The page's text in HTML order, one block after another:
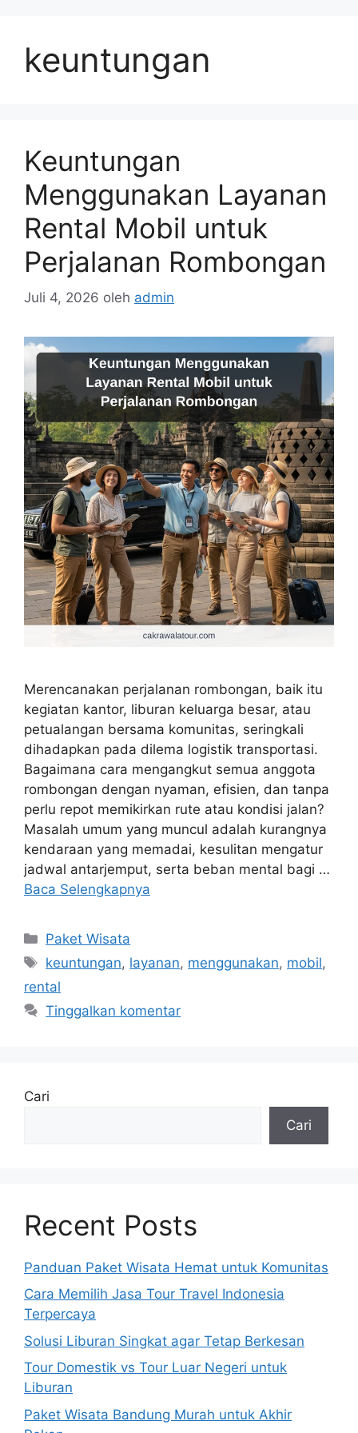
keuntungan
Keuntungan
Menggunakan Layanan
Rental Mobil untuk
Perjalanan Rombongan
Juli 4, 2026 oleh admin
Merencanakan perjalanan rombongan, baik itu
kegiatan kantor, liburan keluarga besar, atau
petualangan bersama komunitas, seringkali
dihadapkan pada dilema logistik transportasi.
Bagaimana cara mengangkut semua anggota
rombongan dengan nyaman, efisien, dan tanpa
perlu repot memikirkan rute atau kondisi jalan?
Masalah umum yang muncul adalah kurangnya
kendaraan yang memadai, kesulitan mengatur
jadwal antarjemput, serta beban mental bagi …
Baca Selengkapnya
Kategori
Paket Wisata
Tag
keuntungan, layanan, menggunakan, mobil,
rental
Tinggalkan komentar
Cari
Cari
Recent Posts
Panduan Paket Wisata Hemat untuk Komunitas
Cara Memilih Jasa Tour Travel Indonesia
Terpercaya
Solusi Liburan Singkat agar Tetap Berkesan
Tour Domestik vs Tour Luar Negeri untuk
Liburan
Paket Wisata Bandung Murah untuk Akhir